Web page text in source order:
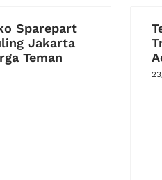
Sparepart
Jakarta
Teman